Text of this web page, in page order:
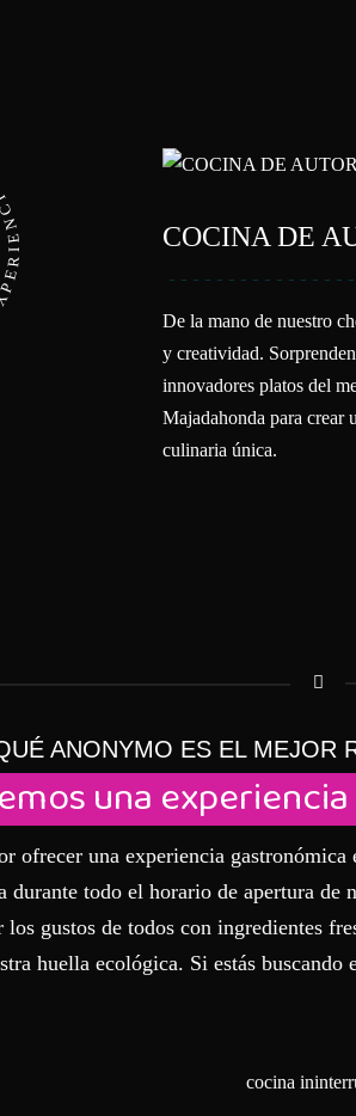
COCINA DE
De la mano de nuestro
y creatividad.
innovadores platos del
Majadahonda para crear
culinaria única.
ANONYMO ES EL MEJOR
una
ofrecer una experiencia
todo el horario de apertura
los gustos de todos con ingredientes
huella ecológica. Si estás